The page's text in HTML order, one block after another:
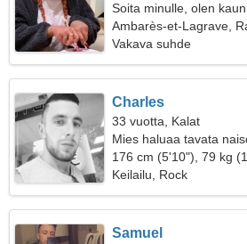
Soita minulle, olen
Ambarès-et-Lagrave,
Vakava suhde
Charles
33 vuotta, Kalat
Mies haluaa tavata
176 cm (5'10"), 79 kg
Keilailu, Rock
Samuel